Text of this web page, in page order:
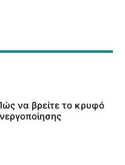
να βρείτε το κρυφό